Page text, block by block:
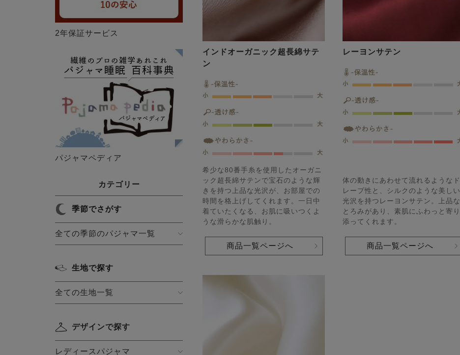
2年保証サービス
パジャマペディア
カテゴリー
季節でさがす
全ての季節のパジャマ一覧
生地で探す
全ての生地一覧
デザインで探す
レディースパジャマ
インドオーガニック超長綿サテ
ン
希少な80番手糸を使用したオーガニ
ック超長綿サテンで宝石のような輝
きを持つ上品な光沢が、お部屋での
時間を格上げしてくれます。一日中
着ていたくなる、お肌に吸いつくよ
うな滑らかな肌触り。
商品一覧ページへ
レーヨンサテン
体の動きにあわせて流れるようなド
レープ性と、シルクのような美しい
光沢を持つレーヨンサテン。上品な
とろみがあり、素肌にふわっと寄り
添ってくれます。
商品一覧ページへ